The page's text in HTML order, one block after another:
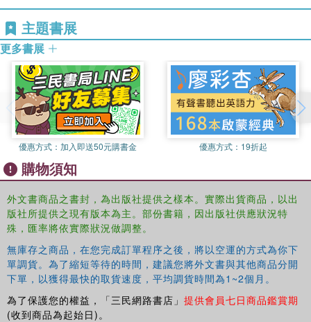
主題書展
更多書展
優惠方式： 加入即送50元購書金 優惠方式： 19折起
購物須知
外文書商品之書封，為出版社提供之樣本。實際出貨商品，以出
版社所提供之現有版本為主。部份書籍，因出版社供應狀況特
殊，匯率將依實際狀況做調整。
無庫存之商品，在您完成訂單程序之後，將以空運的方式為你下
單調貨。為了縮短等待的時間，建議您將外文書與其他商品分開
下單，以獲得最快的取貨速度，平均調貨時間為1~2個月。
為了保護您的權益，「三民網路書店」 提供會員七日商品鑑賞期
(收到商品為起始日)。